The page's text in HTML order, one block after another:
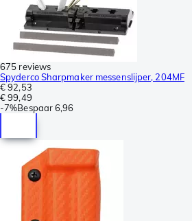
675 reviews
Spyderco Sharpmaker messenslijper, 204MF
€ 92,53
€ 99,49
-7%Bespaar6,96